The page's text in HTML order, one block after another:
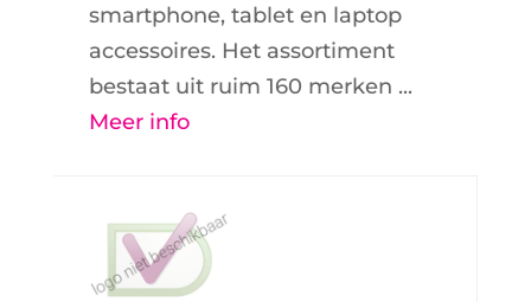
smartphone, tablet en laptop
accessoires. Het assortiment
bestaat uit ruim 160 merken ...
Meer info